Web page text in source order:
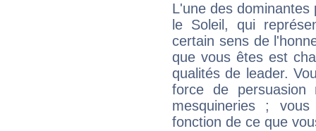
L'une des
le Soleil, qui
certain sens de
que vous êtes est
qualités de leader.
force de
mesquineries ;
fonction de ce que